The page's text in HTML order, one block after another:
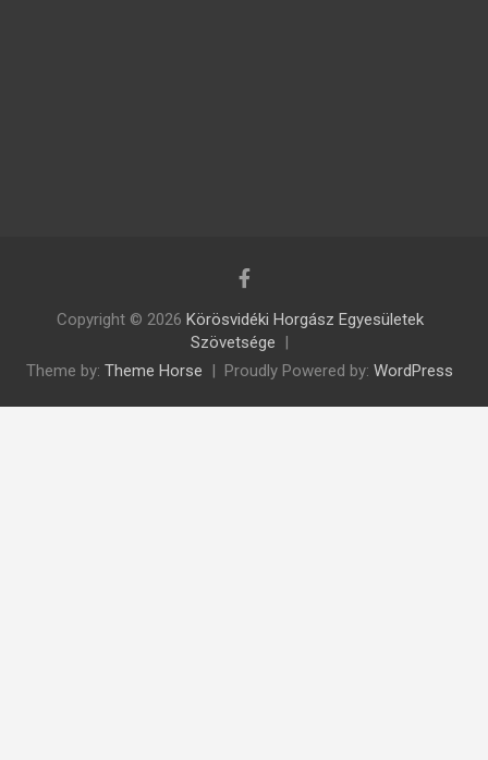
Copyright © 2026 Körösvidéki Horgász Egyesületek
Szövetsége
Theme by: Theme Horse Proudly Powered by: WordPress